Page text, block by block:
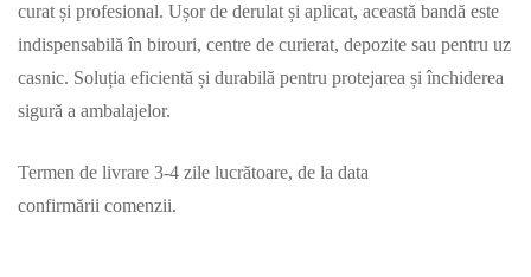
curat și profesional. Ușor de derulat și aplicat, această bandă este
indispensabilă în birouri, centre de curierat, depozite sau pentru uz
casnic. Soluția eficientă și durabilă pentru protejarea și închiderea
sigură a ambalajelor.
Termen de livrare 3-4 zile lucrătoare, de la data
confirmării comenzii.